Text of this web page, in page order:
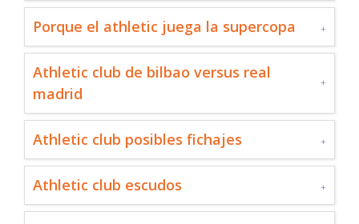
Porque el athletic juega la supercopa
Athletic club de bilbao versus real
madrid
Athletic club posibles fichajes
Athletic club escudos